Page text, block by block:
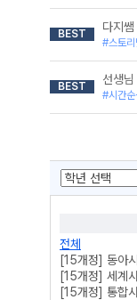
BEST 다지
#스토
BEST 선생
#시간
전체
[15개정] 동아
[15개정] 세계
[15개정] 통합